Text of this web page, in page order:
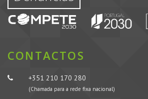
CONTACTOS
+351 210 170 280
(Chamada para a rede fixa nacional)